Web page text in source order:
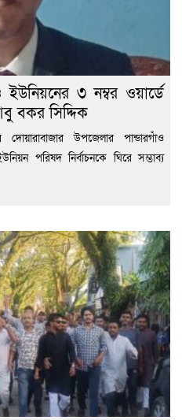
ইউনিয়নের ৩ নম্বর ওয়ার্ডে
বকর সিদ্দিক
দোয়ারাবাজার উপজেলার পান্ডারগাঁও
পরিষদ নির্বাচনকে ঘিরে সম্ভাব্য